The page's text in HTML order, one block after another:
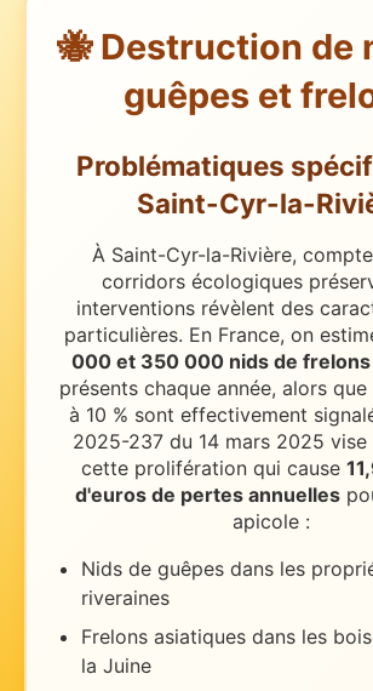
🐝 Destruction de
guêpes et
Problématiques
Saint-Cyr-la-
À Saint-Cyr-la-Rivière,
corridors écologiques
interventions révèlent des
particulières. En France, on
000 et 350 000 nids de
présents chaque année, alors
à 10 % sont effectivement
2025-237 du 14 mars 2025 vise
cette prolifération qui cause
d'euros de pertes annuelles
apicole :
Nids de guêpes dans les
riveraines
Frelons asiatiques dans les
la Juine